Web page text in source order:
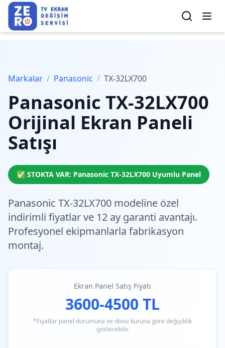
Markalar / Panasonic / TX-32LX700
Panasonic TX-32LX700
Orijinal Ekran Paneli
Satışı
✅ STOKTA VAR: Panasonic TX-32LX700 Uyumlu Panel
Panasonic TX-32LX700 modeline özel
indirimli fiyatlarve 12 ay garanti avantajı.
Profesyonel ekipmanlarla fabrikasyon
montaj.
Ekran Panel Satış Fiyatı
3600-4500 TL
*Fiyatlar panel durumuna ve döviz kuruna göre değişiklik
gösterebilir.